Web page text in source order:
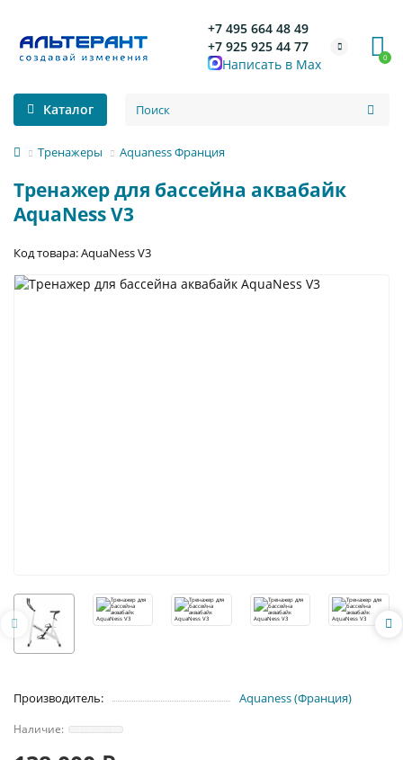
+7 495 664 48 49
+7 925 925 44 77
Написать в Max
0
Каталог
Тренажеры Aquaness Франция
Тренажер для бассейна аквабайк
AquaNess V3
Код товара: AquaNess V3
Производитель: Aquaness (Франция)